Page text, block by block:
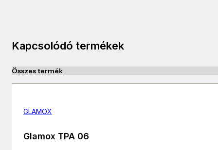
Kapcsolódó termékek
Összes termék
GLAMOX
Glamox TPA 06